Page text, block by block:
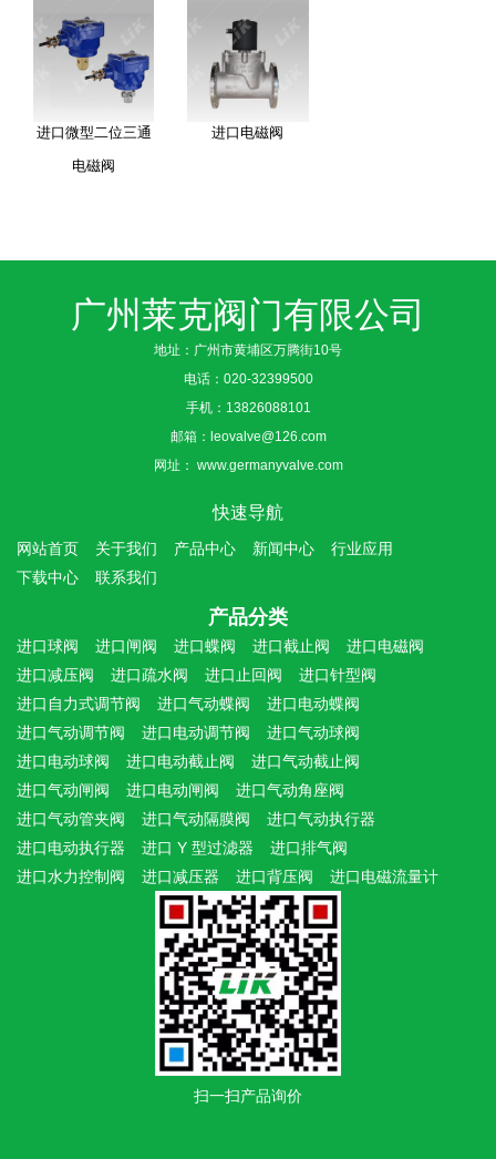
进口微型二位三通
电磁阀
进口电磁阀
广州莱克阀门有限公司
地址：广州市黄埔区万腾街10号
电话： 020-32399500
手机： 13826088101
邮箱： leovalve@126.com
网址： www.germanyvalve.com
快速导航
网站首页 关于我们 产品中心 新闻中心
行业应用
下载中心
联系我们
产品分类
进口球阀 进口闸阀 进口蝶阀 进口截止阀
进口电磁阀
进口减压阀
进口疏水阀 进口止回阀
进口针型阀
进口自力式调节阀
进口气动蝶阀
进口电动蝶阀
进口气动调节阀
进口电动调节阀
进口气动球阀
进口电动球阀
进口电动截止阀
进口气动截止阀
进口气动闸阀
进口电动闸阀
进口气动角座阀
进口气动管夹阀
进口气动隔膜阀
进口气动执行器
进口电动执行器
进口 Y 型过滤器
进口排气阀
进口水力控制阀
进口减压器 进口背压阀 进口电磁流量计
扫一扫产品询价